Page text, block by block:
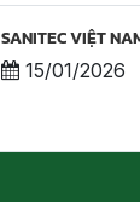
SANITEC VIỆT
15/01/2026